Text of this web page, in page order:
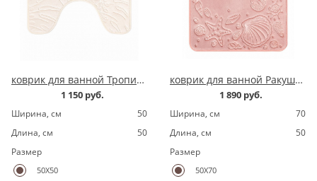
коврик для ванной Тропики молочный квадрат
1 150 руб.
Ширина, cм
50
Длина, cм
50
Размер
50X50
коврик для ванной Ракушка розовый
1 890 руб.
Ширина, cм
70
Длина, cм
50
Размер
50X70